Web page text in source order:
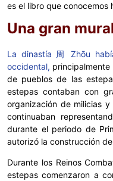
es el libro que conocemos
Una gran
La dinastía 周 Zhōu
occidental, principalmente
de pueblos de las
estepas contaban con
organización de milicias y
continuaban
durante el periodo de
autorizó la construcción
Durante los Reinos
estepas comenzaron a